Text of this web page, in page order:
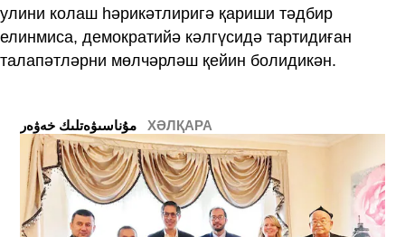
улини колаш һәрикәтлиригә қариши тәдбир
елинмиса, демократийә кәлгүсидә тартидиған
талапәтләрни мөлчәрләш қейин болидикән.
ХӘЛҚАРА